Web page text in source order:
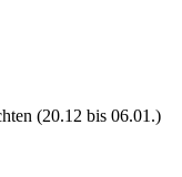
(20.12 bis 06.01.)